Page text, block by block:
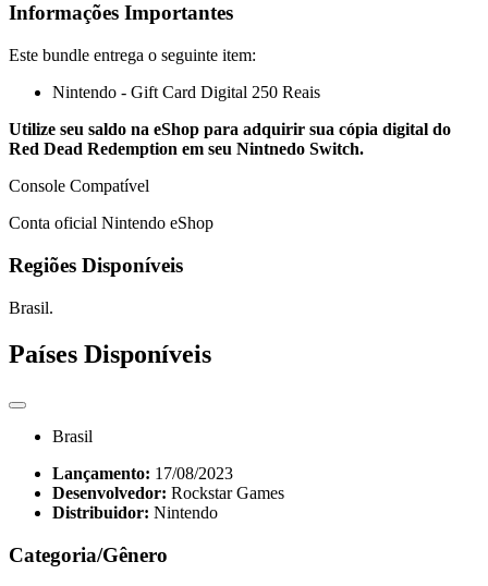
Informações Importantes
Este bundle entrega o seguinte item:
Nintendo - Gift Card Digital 250 Reais
Utilize seu saldo na eShop para adquirir sua cópia digital do
Red Dead Redemption em seu Nintnedo Switch.
Console Compatível
Conta oficial Nintendo eShop
Regiões Disponíveis
Brasil.
Países Disponíveis
Brasil
Lançamento: 17/08/2023
Desenvolvedor: Rockstar Games
Distribuidor: Nintendo
Categoria/Gênero